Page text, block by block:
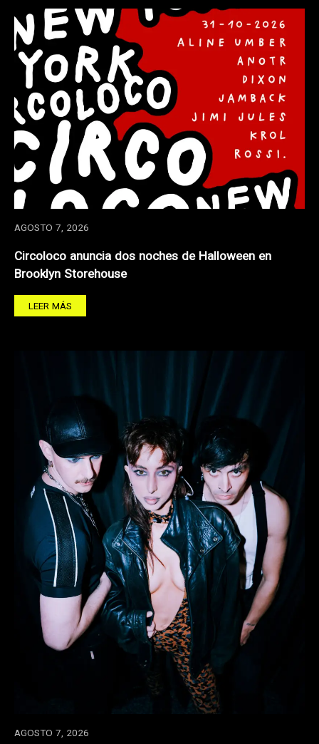
AGOSTO 7, 2026
Circoloco anuncia dos noches de Halloween en
Brooklyn Storehouse
LEER MÁS
AGOSTO 7, 2026